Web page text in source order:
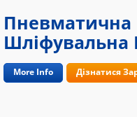
Пневматична
More Info Дізнатися